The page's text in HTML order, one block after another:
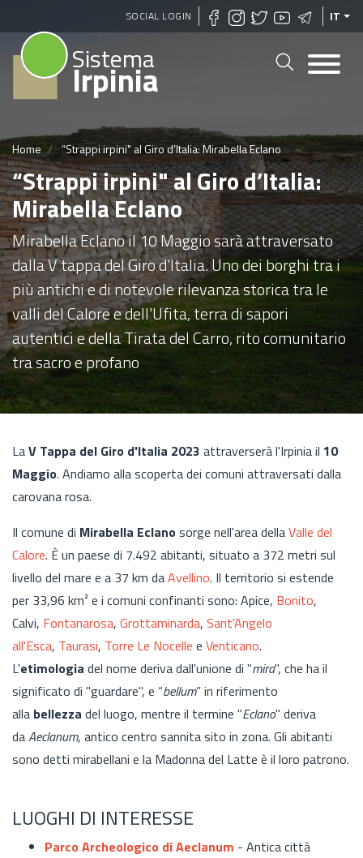
Salta
al
SOCIAL LOGIN IT
Sistema
Irpinia
Home “Strappi irpini" al Giro d’Italia: Mirabella Eclano
“Strappi irpini" al Giro d’Italia:
Mirabella Eclano
Mirabella Eclano il 10 Maggio sarà attraversato
dalla V tappa del Giro d'Italia. Uno dei borghi tra i
più antichi e di notevole rilevanza storica tra le
valli del Calore e dell'Ufita, terra di sapori
autentici e della Tirata del Carro, rito comunitario
tra sacro e profano
LaV Tappa del Giro d'Italia 2023 attraverserà l'Irpinia il 10
Maggio. Andiamo alla scoperta dei comuni attraversati dalla
carovana rosa.
Il comune di Mirabella Eclanosorge nell'area dellaValle del
Calore. È un paese di 7.492 abitanti, situato a 372 metri sul
livello del mare e a 37 km daAvellino. Il territorio si estende
per 33,96 km² e i comuni confinanti sono: Apice, Bonito,
Calvi, Fontanarosa, Grottaminarda, Sant'Angelo
all'Esca, Taurasi, Torre Le Nocelle e Venticano.
L'etimologia del nome deriva dall'unione di "mira", che ha il
significato di "guardare", e “bellum” in riferimento
alla bellezza del luogo, mentre il termine "Eclano" deriva
daAeclanum, antico centro sannita sito in zona. Gli abitanti
sono detti mirabellani e la Madonna del Latte è il loro patrono.
LUOGHI DI INTERESSE
Parco Archeologico di Aeclanum - Antica città